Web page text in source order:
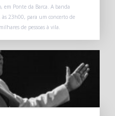
em Ponte da Barca. A banda
às 23h00, para um concerto de
de pessoas à vila.